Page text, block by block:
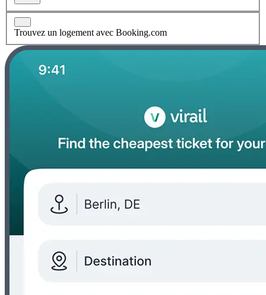
Trouvez un logement avec Booking.com